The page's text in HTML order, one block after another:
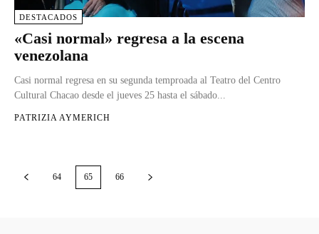
DESTACADOS
«Casi normal» regresa a la escena
venezolana
Casi normal regresa en su segunda temproada al Teatro del Centro
Cultural Chacao desde el jueves 25 hasta el sábado...
PATRIZIA AYMERICH
64 65 66